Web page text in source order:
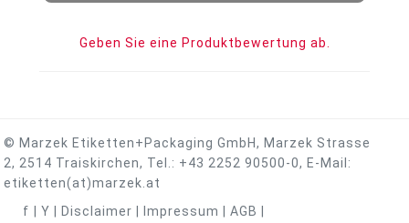
Geben Sie eine Produktbewertung ab.
© Marzek Etiketten+Packaging GmbH, Marzek Strasse
2, 2514 Traiskirchen, Tel.: +43 2252 90500-0, E-Mail:
etiketten(at)marzek.at
f
Y Disclaimer Impressum AGB